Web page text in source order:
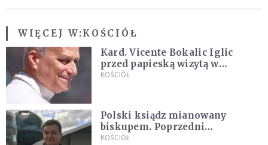
WIĘCEJ W:KOŚCIÓŁ
Kard. Vicente Bokalic Iglic
przed papieską wizytą w
Argentynie: Nasz pokorny lud
KOŚCIÓŁ
Polski ksiądz mianowany
biskupem. Poprzedni
ordynariusz zrezygnował
KOŚCIÓŁ